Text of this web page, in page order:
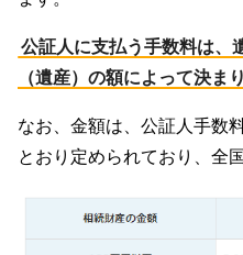
公証人に支払う手数料は、
（遺産）の額によって決ま
なお、金額は、公証人手数
とおり定められており、全